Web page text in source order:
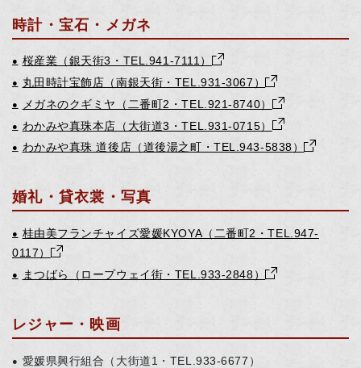
時計・宝石・メガネ
● 桜産業（銀天街3・TEL.941-7111）
● 丸田時計宝飾店（南銀天街・TEL.931-3067）
● メガネのクギミヤ（二番町2・TEL.921-8740）
● わかみや真珠本店（大街道3・TEL.931-0715）
● わかみや真珠 道後店（道後湯之町・TEL.943-5838）
婚礼・貸衣裳・写真
● 桂由美フランチャイズ愛媛KYOYA（二番町2・TEL.947-
0117）
● まつばら（ロープウェイ街・TEL.933-2848）
レジャー・映画
● 愛媛県興行組合（大街道1・TEL.933-6677）